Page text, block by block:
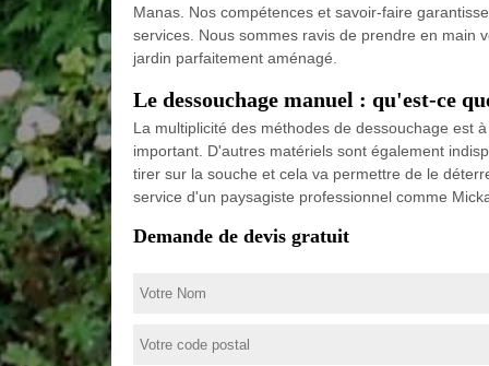
Manas. Nos compétences et savoir-faire
services. Nous sommes ravis de prendre en main
jardin parfaitement aménagé.
Le dessouchage manuel : qu'est-ce
La multiplicité des méthodes de dessouchage est
important. D'autres matériels sont également
tirer sur la souche et cela va permettre de le
service d'un paysagiste professionnel comme
Demande de devis gratuit